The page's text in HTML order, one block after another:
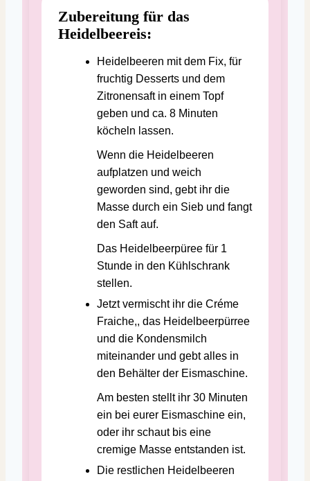
Zubereitung für das
Heidelbeereis:
Heidelbeeren mit dem Fix, für
fruchtig Desserts und dem
Zitronensaft in einem Topf
geben und ca. 8 Minuten
köcheln lassen.
Wenn die Heidelbeeren
aufplatzen und weich
geworden sind, gebt ihr die
Masse durch ein Sieb und fangt
den Saft auf.
Das Heidelbeerpüree für 1
Stunde in den Kühlschrank
stellen.
Jetzt vermischt ihr die Créme
Fraiche,, das Heidelbeerpürree
und die Kondensmilch
miteinander und gebt alles in
den Behälter der Eismaschine.
Am besten stellt ihr 30 Minuten
ein bei eurer Eismaschine ein,
oder ihr schaut bis eine
cremige Masse entstanden ist.
Die restlichen Heidelbeeren